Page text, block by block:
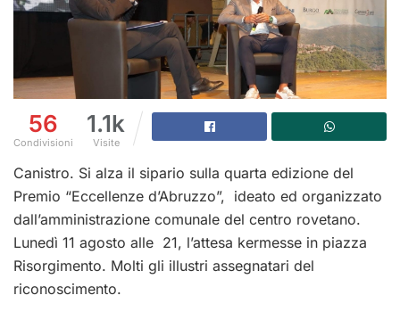
56
Condivisioni
1.1k
Visite
Canistro. Si alza il sipario sulla quarta edizione del
Premio “Eccellenze d’Abruzzo”, ideato ed organizzato
dall’amministrazione comunale del centro rovetano.
Lunedì 11 agosto alle 21, l’attesa kermesse in piazza
Risorgimento. Molti gli illustri assegnatari del
riconoscimento.